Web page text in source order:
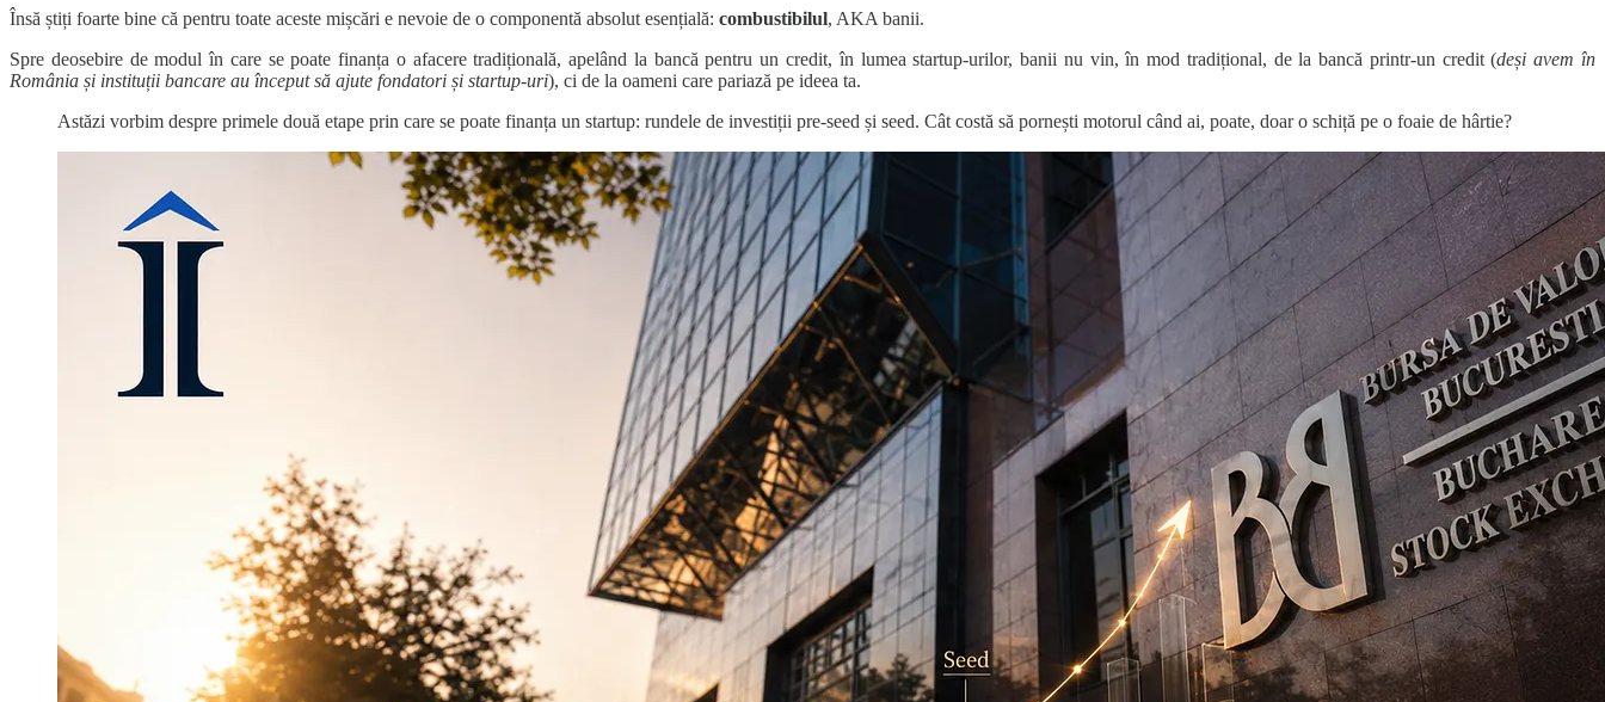
Însă știți foarte bine că pentru toate aceste mișcări e nevoie de o componentă absolut esențială: combustibilul, AKA banii.
Spre deosebire de modul în care se poate finanța o afacere tradițională, apelând la bancă pentru un credit, în lumea startup-urilor, banii nu vin, în mod tradițional, de la bancă printr-un credit (deși avem în
România și instituții bancare au început să ajute fondatori și startup-uri), ci de la oameni care pariază pe ideea ta.
Astăzi vorbim despre primele două etape prin care se poate finanța un startup: rundele de investiții pre-seed și seed. Cât costă să pornești motorul când ai, poate, doar o schiță pe o foaie de hârtie?